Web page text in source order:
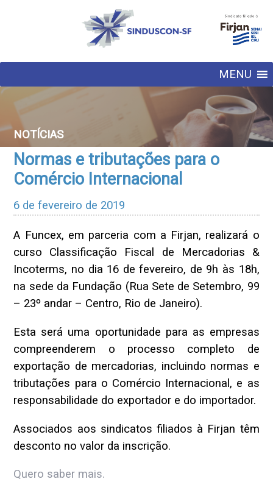
MENU
NOTÍCIAS
Normas e tributações para o
Comércio Internacional
6 de fevereiro de 2019
A Funcex, em parceria com a Firjan, realizará o
curso Classificação Fiscal de Mercadorias &
Incoterms, no dia 16 de fevereiro, de 9h às 18h,
na sede da Fundação (Rua Sete de Setembro, 99
– 23º andar – Centro, Rio de Janeiro).
Esta será uma oportunidade para as empresas
compreenderem o processo completo de
exportação de mercadorias, incluindo normas e
tributações para o Comércio Internacional, e as
responsabilidade do exportador e do importador.
Associados aos sindicatos filiados à Firjan têm
desconto no valor da inscrição.
Quero saber mais.